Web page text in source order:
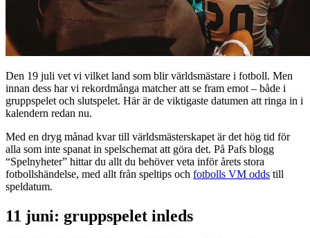
Den 19 juli vet vi vilket land som blir världsmästare i fotboll. Men
innan dess har vi rekordmånga matcher att se fram emot – både i
gruppspelet och slutspelet. Här är de viktigaste datumen att ringa in i
kalendern redan nu.
Med en dryg månad kvar till världsmästerskapet är det hög tid för
alla som inte spanat in spelschemat att göra det. På Pafs blogg
“Spelnyheter” hittar du allt du behöver veta inför årets stora
fotbollshändelse, med allt från speltips och fotbolls VM odds till
speldatum.
11 juni: gruppspelet inleds